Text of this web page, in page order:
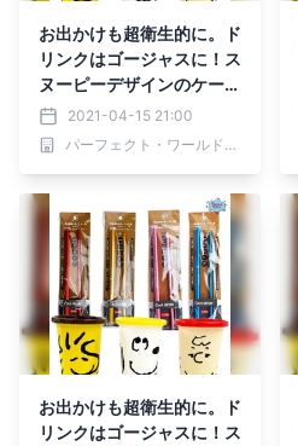
お出かけも超衛生的に。ド
リンクはゴージャスに！ス
ヌーピーデザインのケース
付きアルミ製ストローに新
色。
2021-04-15 21:00
パーフェクト・ワールド株式会社
お出かけも超衛生的に。ド
リンクはゴージャスに！ス